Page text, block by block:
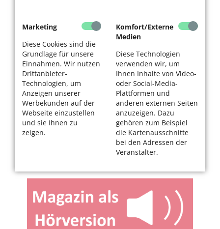
Marketing
Diese Cookies sind die
Grundlage für unsere
Einnahmen. Wir nutzen
Drittanbieter-
Technologien, um
Anzeigen unserer
Werbekunden auf der
Webseite einzustellen
und sie Ihnen zu
zeigen.
Komfort/Externe
Medien
Diese Technologien
verwenden wir, um
Ihnen Inhalte von Video-
oder Social-Media-
Plattformen und
anderen externen Seiten
anzuzeigen. Dazu
gehören zum Beispiel
die Kartenausschnitte
bei den Adressen der
Veranstalter.